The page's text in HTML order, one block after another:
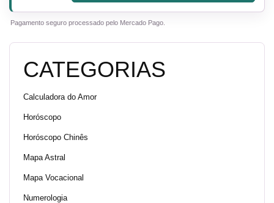
Pagamento seguro processado pelo Mercado Pago.
CATEGORIAS
Calculadora do Amor
Horóscopo
Horóscopo Chinês
Mapa Astral
Mapa Vocacional
Numerologia